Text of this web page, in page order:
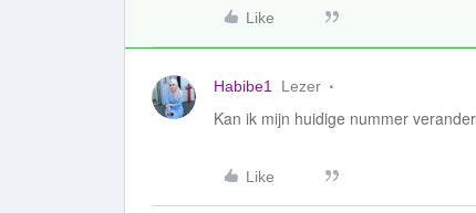
Like
Habibe1 Lezer
Kan ik mijn huidige nummer
Like